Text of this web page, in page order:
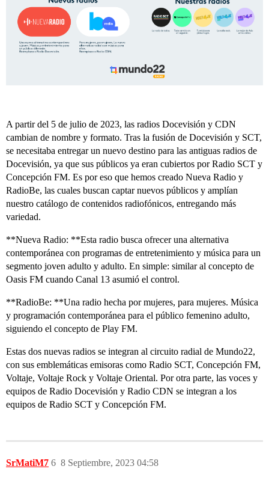
A partir del 5 de julio de 2023, las radios Docevisión y CDN
cambian de nombre y formato. Tras la fusión de Docevisión y SCT,
se necesitaba entregar un nuevo destino para las antiguas radios de
Docevisión, ya que sus públicos ya eran cubiertos por Radio SCT y
Concepción FM. Es por eso que hemos creado Nueva Radio y
RadioBe, las cuales buscan captar nuevos públicos y amplían
nuestro catálogo de contenidos radiofónicos, entregando más
variedad.
**Nueva Radio: **Esta radio busca ofrecer una alternativa
contemporánea con programas de entretenimiento y música para un
segmento joven adulto y adulto. En simple: similar al concepto de
Oasis FM cuando Canal 13 asumió el control.
**RadioBe: **Una radio hecha por mujeres, para mujeres. Música
y programación contemporánea para el público femenino adulto,
siguiendo el concepto de Play FM.
Estas dos nuevas radios se integran al circuito radial de Mundo22,
con sus emblemáticas emisoras como Radio SCT, Concepción FM,
Voltaje, Voltaje Rock y Voltaje Oriental. Por otra parte, las voces y
equipos de Radio Docevisión y Radio CDN se integran a los
equipos de Radio SCT y Concepción FM.
SrMatiM7 8 Septiembre, 2023 04:58
6